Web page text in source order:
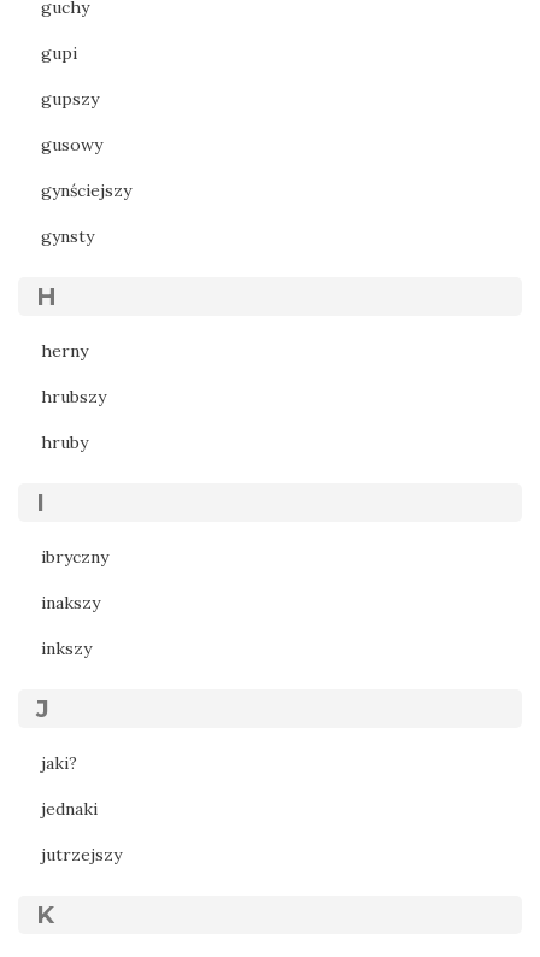
guchy
gupi
gupszy
gusowy
gynściejszy
gynsty
H
herny
hrubszy
hruby
I
ibryczny
inakszy
inkszy
J
jaki?
jednaki
jutrzejszy
K